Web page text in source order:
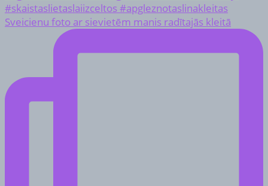
Sveicienu foto ar sievietēm manis radītajās kleitā